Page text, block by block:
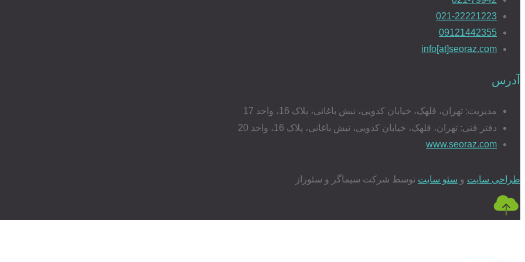
021-22221223
09121442355
info[at]seoraz.com
آدرس
مدیریت: تهران، قلهک، خیابان کدویی، نبش باغانی، پلاک 16، واحد 17
دفتر فنی: تهران، قلهک، خیابان کدویی، نبش باغانی، پلاک 16، واحد 20
www.seoraz.com
طراحی سایت و سئو سایت توسط شرکت سیماگر و سئوراز